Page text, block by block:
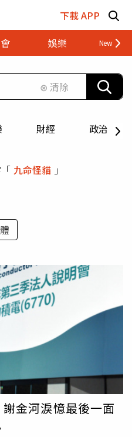
下載 APP
娛樂 財經
⊗ 清除
財經 政治
九命怪貓 」
金河淚憶最後一面